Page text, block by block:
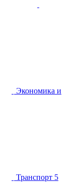
Экономика и
Транспорт 5